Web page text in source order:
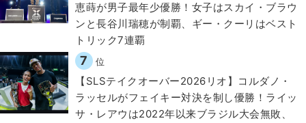
恵蒔が男子最年少優勝！女子はスカイ・ブラウ
ンと長谷川瑞穂が制覇、ギー・クーリはベスト
トリック7連覇
7 位
【SLSテイクオーバー2026リオ】コルダノ・
ラッセルがフェイキー対決を制し優勝！ライッ
サ・レアウは2022年以来ブラジル大会無敗、